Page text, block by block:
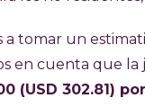
a tomar un
en cuenta que
(USD 302.81)